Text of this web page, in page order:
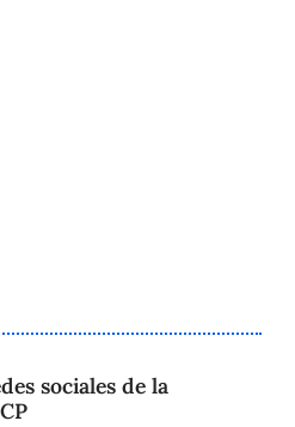
sociales de la